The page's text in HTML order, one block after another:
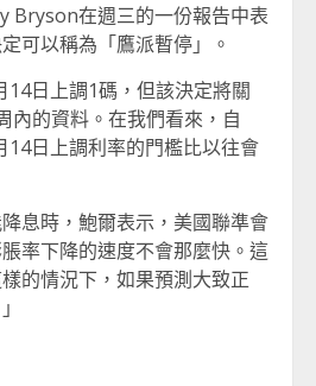
Bryson在週三的一份報告中表
可以稱為「鷹派暫停」。
14日上調1碼，但該決定將關
內的資料。在我們看來，自
14日上調利率的門檻比以往會
息時，鮑爾表示，美國聯準會
率下降的速度不會那麼快。這
的情況下，如果預測大致正